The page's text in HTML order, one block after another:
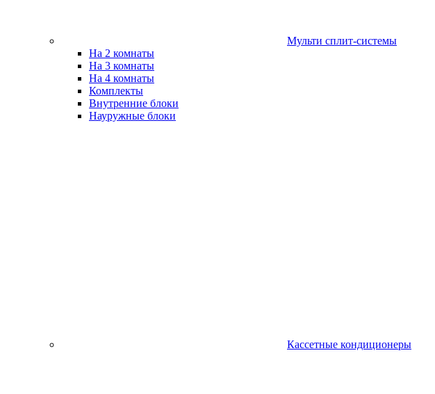
Мульти сплит-системы
На 2 комнаты
На 3 комнаты
На 4 комнаты
Комплекты
Внутренние блоки
Науружные блоки
Кассетные кондиционеры